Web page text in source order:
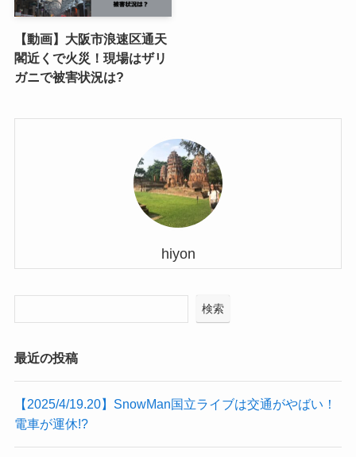
【動画】大阪市浪速区通天
閣近くで火災！現場はザリ
ガニで被害状況は?
hiyon
検索
最近の投稿
【2025/4/19.20】SnowMan国立ライブは交通がやばい！
電車が運休!?